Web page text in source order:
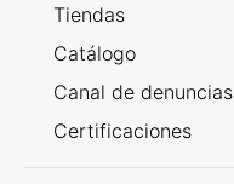
Tiendas
Catálogo
Canal de denuncias
Certificaciones